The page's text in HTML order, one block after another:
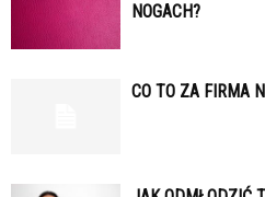
NOGACH?
CO TO ZA FIRMA